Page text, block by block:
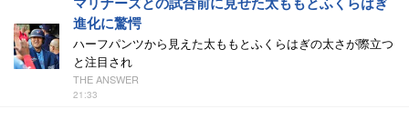
進化に驚愕
ハーフパンツから見えた太ももとふくらはぎの太さが際立つ
と注目され
THE ANSWER
21:33